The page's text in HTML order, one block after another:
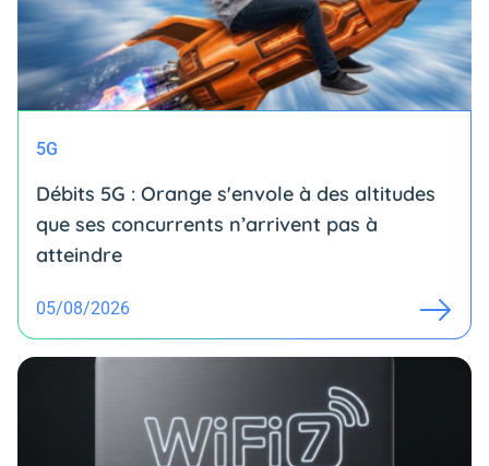
5G
Débits 5G : Orange s'envole à des altitudes
que ses concurrents n’arrivent pas à
atteindre
05/08/2026